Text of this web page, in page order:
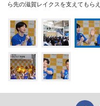
ら先の滋賀レイクスを支えてもら